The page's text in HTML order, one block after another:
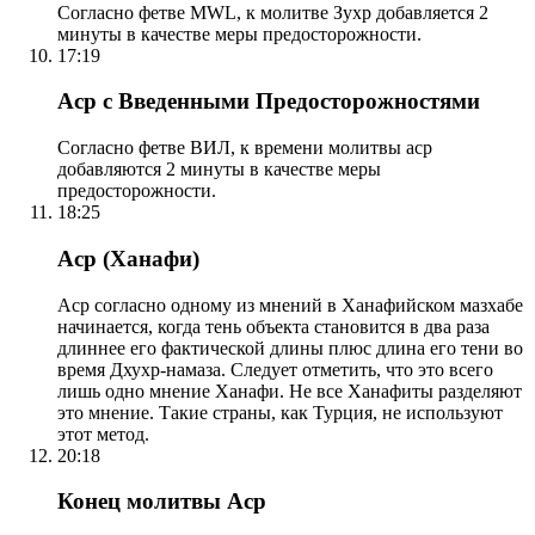
Согласно фетве MWL, к молитве Зухр добавляется 2
минуты в качестве меры предосторожности.
17:19
Аср с Введенными Предосторожностями
Согласно фетве ВИЛ, к времени молитвы аср
добавляются 2 минуты в качестве меры
предосторожности.
18:25
Аср (Ханафи)
Аср согласно одному из мнений в Ханафийском мазхабе
начинается, когда тень объекта становится в два раза
длиннее его фактической длины плюс длина его тени во
время Дхухр-намаза. Следует отметить, что это всего
лишь одно мнение Ханафи. Не все Ханафиты разделяют
это мнение. Такие страны, как Турция, не используют
этот метод.
20:18
Конец молитвы Аср